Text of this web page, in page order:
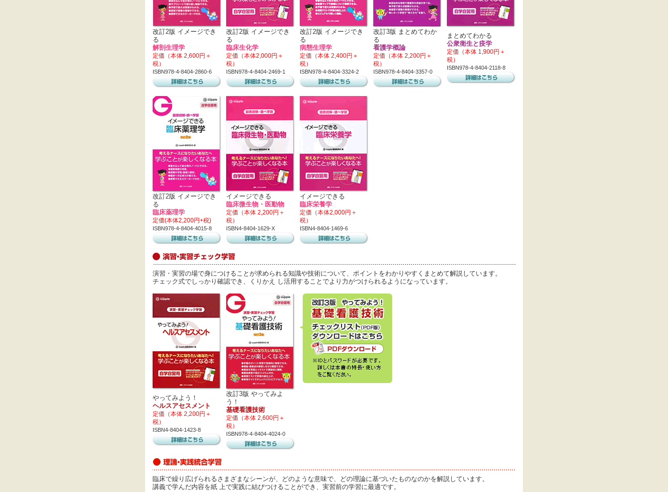
改訂2版 イメージでき
る
解剖生理学
定価（本体 2,600円＋
税）
ISBN978-4-8404-2860-6
改訂2版 イメージでき
る
臨床生化学
定価（本体2,000円＋
税）
ISBN978-4-8404-2469-1
改訂2版 イメージでき
る
病態生理学
定価（本体 2,400円＋
税）
ISBN978-4-8404-3324-2
改訂3版 まとめてわか
る
看護学概論
定価（本体 2,200円＋
税）
ISBN978-4-8404-3357-0
まとめてわかる
公衆衛生と疫学
定価（本体 1,900円＋
税）
ISBN978-4-8404-2118-8
改訂2版 イメージでき
る
臨床薬理学
定価(本体2,200円+税)
ISBN978-4-8404-4015-8
イメージできる
臨床微生物・医動物
定価（本体 2,200円＋
税）
ISBN4-8404-1629-X
イメージできる
臨床栄養学
定価（本体2,000円＋
税）
ISBN4-8404-1469-6
演習・実習の場で身につけることが求められる知識や技術について、ポイントをわかりやすくまとめて解説しています。
チェック式でしっかり確認でき、くりかえ し活用することでより力がつけられるようになっています。
やってみよう！
ヘルスアセスメント
定価（本体 2,200円＋
税）
ISBN4-8404-1423-8
改訂3版 やってみよ
う！
基礎看護技術
定価（本体 2,600円＋
税）
ISBN978-4-8404-4024-0
臨床で繰り広げられるさまざまなシーンが、どのような意味で、どの理論に基づいたものなのかを解説しています。
講義で学んだ内容を紙 上で実践に結びつけることができ、実習前の学習に最適です。